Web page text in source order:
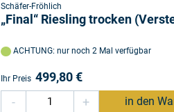
Schäfer-Fröhlich
„Final“ Riesling trocken
ACHTUNG: nur noch 2 Mal verfügbar
Ihr Preis 499,80€
-
+ in den